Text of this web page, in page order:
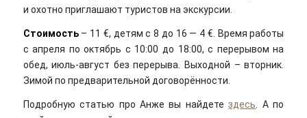
и охотно приглашают туристов на экскурсии.
Стоимость– 11 €, детям с 8 до 16 — 4 €. Время работы
с апреля по октябрь с 10:00 до 18:00, с перерывом на
обед, июль-август без перерыва. Выходной – вторник.
Зимой по предварительной договорённости.
Подробную статью про Анже вы найдетездесь . А по